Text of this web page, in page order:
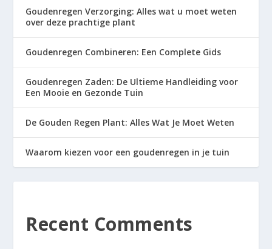
Goudenregen Verzorging: Alles wat u moet weten
over deze prachtige plant
Goudenregen Combineren: Een Complete Gids
Goudenregen Zaden: De Ultieme Handleiding voor
Een Mooie en Gezonde Tuin
De Gouden Regen Plant: Alles Wat Je Moet Weten
Waarom kiezen voor een goudenregen in je tuin
Recent Comments